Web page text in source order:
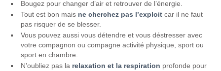
Bougez pour changer d’air et retrouver de l’énergie.
Tout est bon mais ne cherchez pas l’exploit car il ne faut
pas risquer de se blesser.
Vous pouvez aussi vous détendre et vous déstresser avec
votre compagnon ou compagne activité physique, sport ou
sport en chambre.
N’oubliez pas la relaxation et la respiration profonde pour